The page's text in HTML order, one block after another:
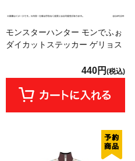
モンスターハンター モンでふぉ
ダイカットステッカー ゲリョス
440円 (税込)